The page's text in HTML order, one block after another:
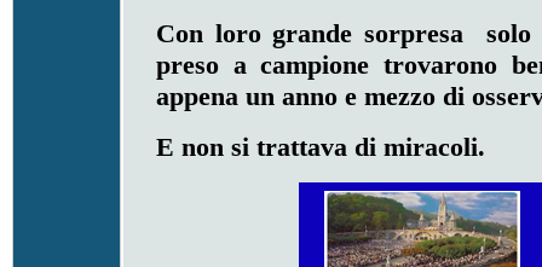
Con loro grande sorpresa solo
preso a campione trovarono
appena un anno e mezzo di
E non si trattava di miracoli.